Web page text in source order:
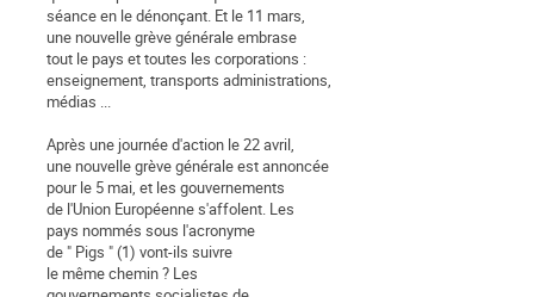
séance en le dénonçant. Et le 11 mars,
une nouvelle grève générale embrase
tout le pays et toutes les corporations :
enseignement, transports administrations,
médias ...
Après une journée d'action le 22 avril,
une nouvelle grève générale est annoncée
pour le 5 mai, et les gouvernements
de l'Union Européenne s'affolent. Les
pays nommés sous l'acronyme
de " Pigs " (1) vont-ils suivre
le même chemin ? Les